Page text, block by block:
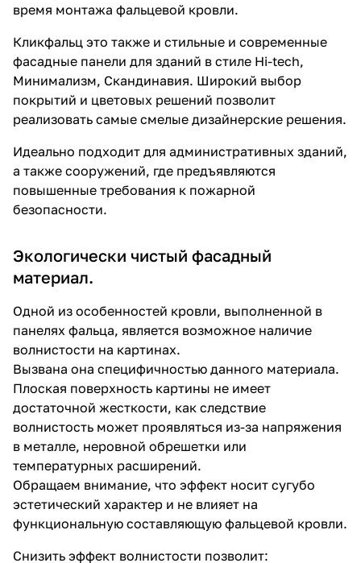
время монтажа фальцевой кровли.
Кликфальц это также и стильные и современные
фасадные панели для зданий в стиле Hi-tech,
Минимализм, Скандинавия. Широкий выбор
покрытий и цветовых решений позволит
реализовать самые смелые дизайнерские решения.
Идеально подходит для административных зданий,
а также сооружений, где предъявляются
повышенные требования к пожарной
безопасности.
Экологически чистый фасадный
материал.
Одной из особенностей кровли, выполненной в
панелях фальца, является возможное наличие
волнистости на картинах.
Вызвана она специфичностью данного материала.
Плоская поверхность картины не имеет
достаточной жесткости, как следствие
волнистость может проявляться из-за напряжения
в металле, неровной обрешетки или
температурных расширений.
Обращаем внимание, что эффект носит сугубо
эстетический характер и не влияет на
функциональную составляющую фальцевой кровли.
Снизить эффект волнистости позволит: